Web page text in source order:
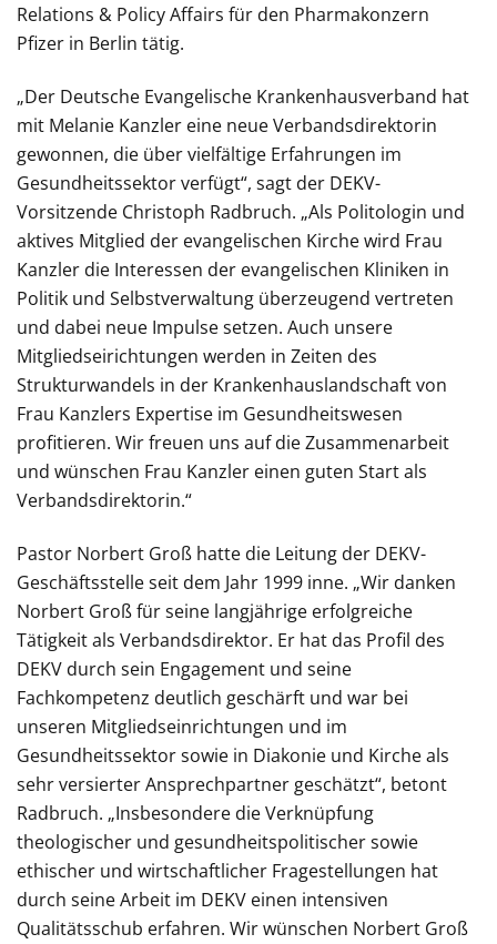
Relations & Policy Affairs für den Pharmakonzern
Pfizer in Berlin tätig.
„Der Deutsche Evangelische Krankenhausverband hat
mit Melanie Kanzler eine neue Verbandsdirektorin
gewonnen, die über vielfältige Erfahrungen im
Gesundheitssektor verfügt“, sagt der DEKV-
Vorsitzende Christoph Radbruch. „Als Politologin und
aktives Mitglied der evangelischen Kirche wird Frau
Kanzler die Interessen der evangelischen Kliniken in
Politik und Selbstverwaltung überzeugend vertreten
und dabei neue Impulse setzen. Auch unsere
Mitgliedseirichtungen werden in Zeiten des
Strukturwandels in der Krankenhauslandschaft von
Frau Kanzlers Expertise im Gesundheitswesen
profitieren. Wir freuen uns auf die Zusammenarbeit
und wünschen Frau Kanzler einen guten Start als
Verbandsdirektorin.“
Pastor Norbert Groß hatte die Leitung der DEKV-
Geschäftsstelle seit dem Jahr 1999 inne. „Wir danken
Norbert Groß für seine langjährige erfolgreiche
Tätigkeit als Verbandsdirektor. Er hat das Profil des
DEKV durch sein Engagement und seine
Fachkompetenz deutlich geschärft und war bei
unseren Mitgliedseinrichtungen und im
Gesundheitssektor sowie in Diakonie und Kirche als
sehr versierter Ansprechpartner geschätzt“, betont
Radbruch. „Insbesondere die Verknüpfung
theologischer und gesundheitspolitischer sowie
ethischer und wirtschaftlicher Fragestellungen hat
durch seine Arbeit im DEKV einen intensiven
Qualitätsschub erfahren. Wir wünschen Norbert Groß